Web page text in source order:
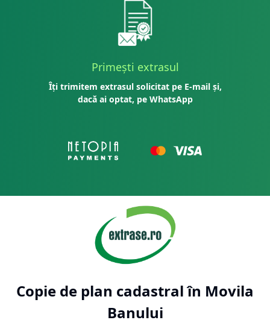
Primești extrasul
Îți trimitem extrasul solicitat pe E-mail și,
dacă ai optat, pe WhatsApp
Copie de plan cadastral în Movila
Banului